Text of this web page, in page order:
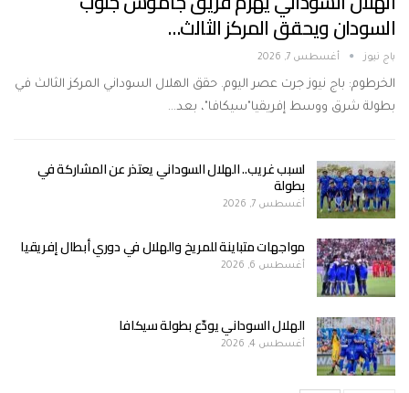
السودان ويحقق المركز الثالث…
باج نيوز أغسطس 7, 2026
الخرطوم: باج نيوز جرت عصر اليوم. حقق الهلال السوداني المركز الثالث في
بطولة شرق ووسط إفريقيا"سيكافا"، بعد…
لسبب غريب.. الهلال السوداني يعتذر عن المشاركة في
بطولة
أغسطس 7, 2026
مواجهات متباينة للمريخ والهلال في دوري أبطال إفريقيا
أغسطس 6, 2026
الهلال السوداني يودّع بطولة سيكافا
أغسطس 4, 2026